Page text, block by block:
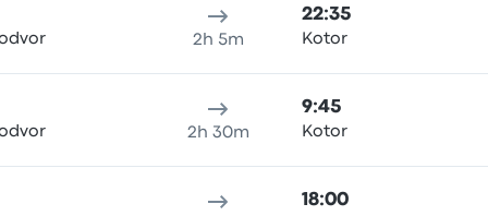
2h 5m
22:35
Kotor
2h 30m
9:45
Kotor
18:00